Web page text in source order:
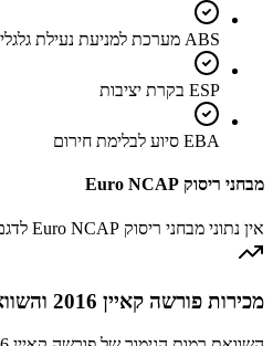
ABS מערכת למניעת נעילת גלגלים
ESP בקרת יציבות
EBA סיוע לבלימת חירום
מבחני ריסוק Euro NCAP
אין נתוני מבחני ריסוק Euro NCAP לדגם זה
מכירות פורשה קאיין 2016 והשוואה למתחרים